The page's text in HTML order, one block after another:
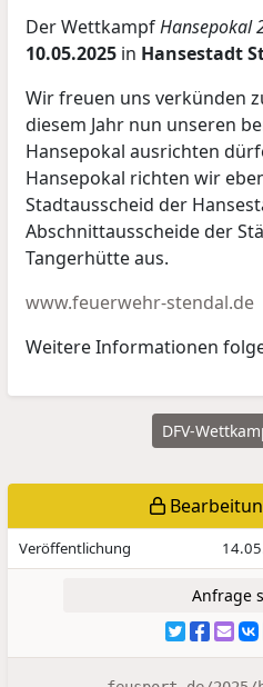
Der WettkampfHansepokal
10.05.2025 in Hansestadt
Wir freuen uns verkünden
diesem Jahr nun unseren
Hansepokal ausrichten
Hansepokal richten wir
Stadtausscheid der
Abschnittausscheide der
Tangerhütte aus.
www.feuerwehr-stendal.de
Weitere Informationen
DFV-
Veröffentlichung
Anfrage